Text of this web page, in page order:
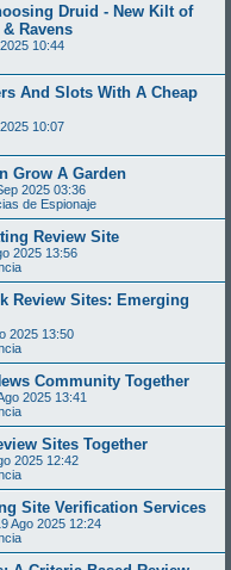
Druid - New Kilt of
Ravens
10:44
And Slots With A Cheap
10:07
Grow A Garden
2025 03:36
de Espionaje
Review Site
2025 13:56
Review Sites: Emerging
2025 13:50
Community Together
2025 13:41
Sites Together
2025 12:42
Site Verification Services
Ago 2025 12:24